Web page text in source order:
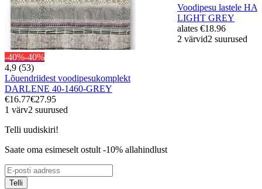
-40%-40%
4,9 (53)
Lõuendriidest voodipesukomplekt
DARLENE 40-1460-GREY
€16.77€27.95
1 värv2 suurused
Voodipesu lastele
LIGHT GREY
alates €18.96
2 värvid2 suurused
Telli uudiskiri!
Saate oma esimeselt ostult -10% allahindlust
Telli